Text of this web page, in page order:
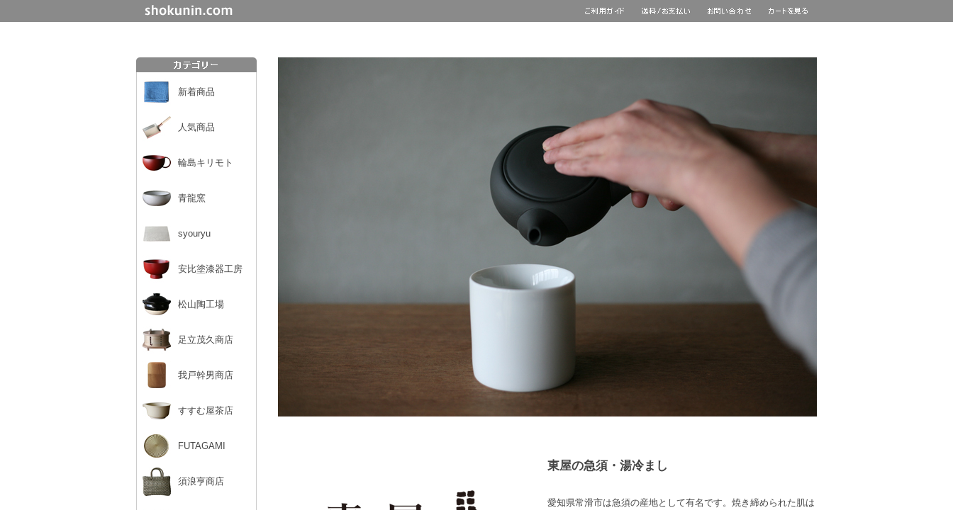
新着商品
人気商品
輪島キリモト
青龍窯
syouryu
安比塗漆器工房
松山陶工場
足立茂久商店
我戸幹男商店
すすむ屋茶店
FUTAGAMI
須浪亨商店
東屋の急須・湯冷まし
愛知県常滑市は急須の産地として有名です。焼き締められた肌は